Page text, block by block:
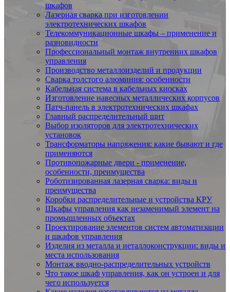
шкафов
Лазерная сварка при изготовлении
электротехнических шкафов
Телекоммуникационные шкафы – применение и
разновидности
Профессиональный монтаж внутренних шкафов
управления
Производство металлоизделий и продукции
Сварка толстого алюминия: особенности
Кабельная система в кабельных киосках
Изготовление навесных металлических корпусов
Патч-панель в электротехнических шкафах
Главный распределительный щит
Выбор изоляторов для электротехнических
установок
Трансформаторы напряжения: какие бывают и где
применяются
Противопожарные двери - применение,
особенности, преимущества
Роботизированная лазерная сварка: виды и
преимущества
Коробки распределительные и устройства КРУ
Шкафы управления как незаменимый элемент на
промышленных объектах
Проектирование элементов систем автоматизации
и шкафов управления
Изделия из металла и иеталлоконструкции: виды и
места использования
Монтаж вводно-распределительных устройств
Что такое шкаф управления, как он устроен и для
чего используется